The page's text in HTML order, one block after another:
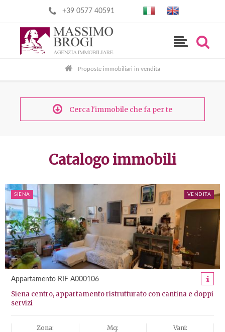
+39 0577 40591
Proposte immobiliari in vendita
Cerca l'immobile che fa per te
Catalogo immobili
SIENA VENDITA
Appartamento RIF A000106
Siena centro, appartamento ristrutturato con cantina e doppi
servizi
Zona: Mq: Vani: